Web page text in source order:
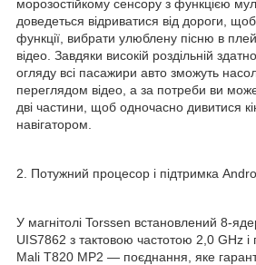
морозостійкому сенсору з функцією
доведеться відриватися від дороги,
функції, вибрати улюблену пісню в
відео. Завдяки високій роздільній
огляду всі пасажири авто зможуть
переглядом відео, а за потреби ви
дві частини, щоб одночасно дивитися
навігатором.
2. Потужний процесор і підтримка
У магнітолі Torssen встановлений 8-
UIS7862 з тактовою частотою 2,0 GHz
Mali T820 MP2 — поєднання, яке